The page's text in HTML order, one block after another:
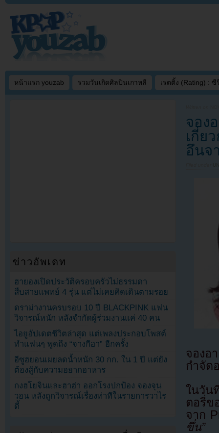
หน้าแรก youzab รวมวันเกิดศิลปินเกาหลี เรตติ้ง (Rating) : ซี
จอง
เกี่ย
อึนจ
จองอ
กำจัด
ในวัน
ตอรี่ข
จาก
ขึ่น”
ข่าวอัพเดท
ฮายองเปิดประวัติครอบครัวไม่ธรรมดา
สืบสายแพทย์ 4 รุ่น แต่ไม่เคยคิดเดินตามรอย
ดราม่างานครบรอบ 10 ปี BLACKPINK แฟน
วิจารณ์หนัก หลังจำกัดผู้ร่วมงานแค่ 40 คน
ไอยูอัปเดตชีวิตล่าสุด แต่เพลงประกอบโพสต์
ทำแฟนๆ พูดถึง “จางกีฮา” อีกครั้ง
อีซูฮยอนเผยลดน้ำหนัก 30 กก. ใน 1 ปี แต่ยัง
ต้องสู้กับความอยากอาหาร
กงฮโยจินและฮาฮ่า ออกโรงปกป้อง จองจุน
วอน หลังถูกวิจารณ์เรื่องท่าทีในรายการวาไร
ตี้